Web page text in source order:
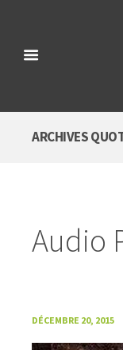
ARCHIVES
Audio
DÉCEMBRE 20, 2015